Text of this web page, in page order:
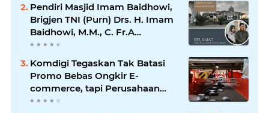
Pendiri Masjid Imam Baidhowi,
Brigjen TNI (Purn) Drs. H. Imam
Baidhowi, M.M., C. Fr.A
Mengucapkan Selamat Idul Fitri
1445 H
Komdigi Tegaskan Tak Batasi
Promo Bebas Ongkir E-
commerce, tapi Perusahaan
Kurir